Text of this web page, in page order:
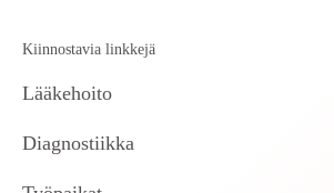
Kiinnostavia linkkejä
Lääkehoito
Diagnostiikka